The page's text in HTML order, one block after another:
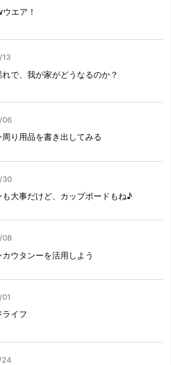
エア！
で、我が家がどうなるのか？
06
周り用品を書き出してみる
30
も大事だけど、カップボードもね♪
08
カウタンーを活用しよう
ライフ
24